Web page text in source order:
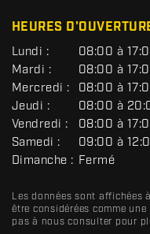
HEURES
G
É
N
É
R
A
L
Lundi :
08:00 à
Mardi :
08:00 à
Mercredi :
08:00 à
Jeudi :
08:00 à
Vendredi :
08:00 à
Samedi :
09:00 à
Dimanche : Fermé
Les données sont affichées
être considérées comme
pas à nous consulter pour